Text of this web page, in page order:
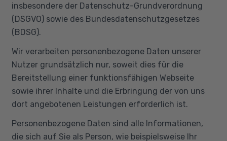
insbesondere der Datenschutz-Grundverordnung
(DSGVO) sowie des Bundesdatenschutzgesetzes
(BDSG).
Wir verarbeiten personenbezogene Daten unserer
Nutzer grundsätzlich nur, soweit dies für die
Bereitstellung einer funktionsfähigen Webseite
sowie ihrer Inhalte und die Erbringung der von uns
dort angebotenen Leistungen erforderlich ist.
Personenbezogene Daten sind alle Informationen,
die sich auf Sie als Person, wie beispielsweise Ihr